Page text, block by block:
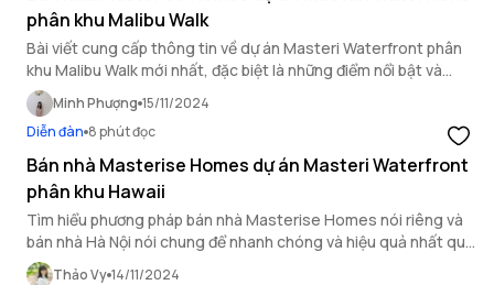
phân khu Malibu Walk
Bài viết cung cấp thông tin về dự án Masteri Waterfront phân
khu Malibu Walk mới nhất, đặc biệt là những điểm nổi bật và
đánh giá tiềm năng của dự án trên.
Minh Phượng 15/11/2024
Diễn đàn 8 phút đọc
Bán nhà Masterise Homes dự án Masteri Waterfront
phân khu Hawaii
Tìm hiểu phương pháp bán nhà Masterise Homes nói riêng và
bán nhà Hà Nội nói chung để nhanh chóng và hiệu quả nhất qua
bài viết sau.
Thảo Vy 14/11/2024